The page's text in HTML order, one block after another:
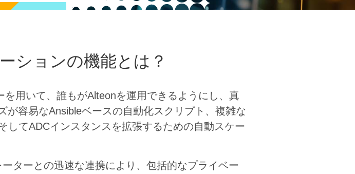
ションの機能とは？
用いて、誰もがAlteonを運用できるようにし、真
容易なAnsibleベースの自動化スクリプト、複雑な
してADCインスタンスを拡張するための自動スケー
ターとの迅速な連携により、包括的なプライベー